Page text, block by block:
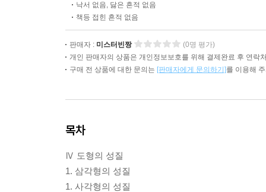
낙서 없음, 닳은 흔적 없음
책등 접힌 흔적 없음
판매자 : 미스터빈짱
(0명 평가)
개인 판매자의 상품은 개인정보보호를 위해 결제완료 후 연락
구매 전 상품에 대한 문의는 [판매자에게 문의하기]를 이용해
목차
Ⅳ 도형의 성질
1. 삼각형의 성질
1. 사각형의 성질